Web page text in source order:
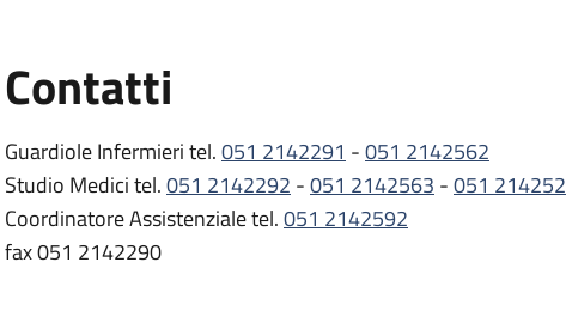
Contatti
Guardiole Infermieri tel.051 2142291 -051 2142562
Studio Medici tel.051 2142292 -051 2142563 -051
Coordinatore Assistenziale tel.051 2142592
fax 051 2142290